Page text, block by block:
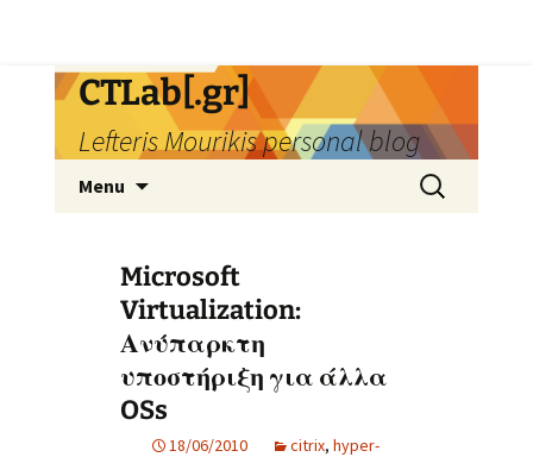
Skip
to
content
CTLab[.gr]
Lefteris Mourikis personal blog
Menu
Search
for:
Microsoft
Virtualization:
Ανύπαρκτη
υποστήριξη για άλλα
OSs
18/06/2010 citrix, hyper-